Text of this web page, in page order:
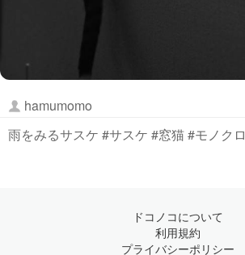
hamumomo
雨をみるサスケ #サスケ #窓猫 #モノクロ
ドコノコについて
利用規約
プライバシーポリシー